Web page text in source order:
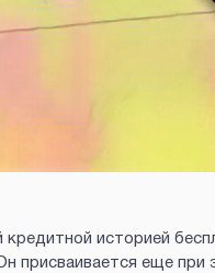
историей
присваивается еще при